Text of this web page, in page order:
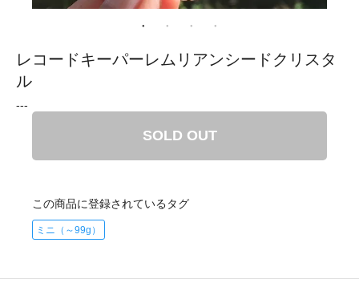
レコードキーパーレムリアンシードクリスタ
ル
---
SOLD OUT
この商品に登録されているタグ
ミニ（～99g）